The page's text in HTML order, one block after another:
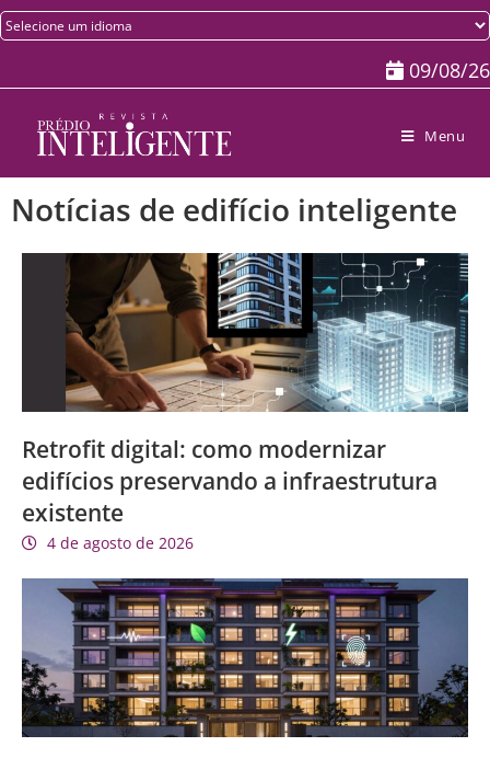
09/08/26
Menu
Notícias de edifício inteligente
Retrofit digital: como modernizar
edifícios preservando a infraestrutura
existente
4 de agosto de 2026